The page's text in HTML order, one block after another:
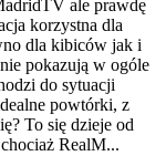
ale prawdę
korzystna dla
dla kibiców jak i
pokazują w ogóle
do sytuacji
powtórki, z
To się dzieje od
RealM...